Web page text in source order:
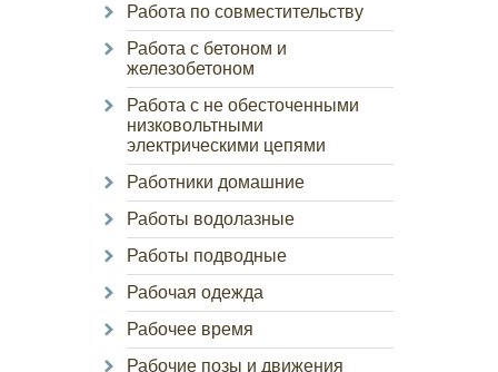
Работа по совместительству
Работа с бетоном и
железобетоном
Работа с не обесточенными
низковольтными
электрическими цепями
Работники домашние
Работы водолазные
Работы подводные
Рабочая одежда
Рабочее время
Рабочие позы и движения